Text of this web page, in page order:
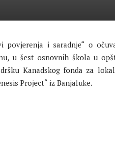
povjerenja i saradnje“ o
u šest osnovnih škola u
Kanadskog fonda za
Project“ iz Banjaluke.